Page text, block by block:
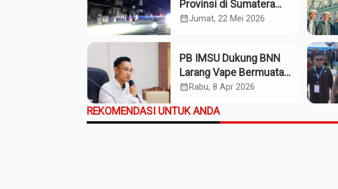
Provinsi di Sumatera
Terdampak
calendar_monthJumat, 22 Mei 2026
PB IMSU Dukung BNN
Larang Vape Bermuatan
Narkotika
calendar_month Rabu, 8 Apr 2026
REKOMENDASI UNTUK ANDA